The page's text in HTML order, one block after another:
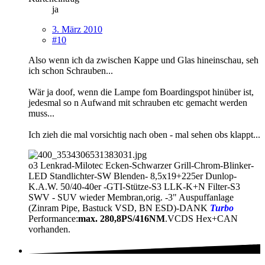
ja
3. März 2010
#10
Also wenn ich da zwischen Kappe und Glas hineinschau, seh
ich schon Schrauben...
Wär ja doof, wenn die Lampe fom Boardingspot hinüber ist,
jedesmal so n Aufwand mit schrauben etc gemacht werden
muss...
Ich zieh die mal vorsichtig nach oben - mal sehen obs klappt...
o3 Lenkrad-Milotec Ecken-Schwarzer Grill-Chrom-Blinker-
LED Standlichter-SW Blenden- 8,5x19+225er Dunlop-
K.A.W. 50/40-40er -GTI-Stütze-S3 LLK-K+N Filter-S3
SWV - SUV wieder Membran,orig. -3" Auspuffanlage
(Zinram Pipe, Bastuck VSD, BN ESD)-DANK Turbo
Performance:max. 280,8PS/416NM.VCDS Hex+CAN
vorhanden.